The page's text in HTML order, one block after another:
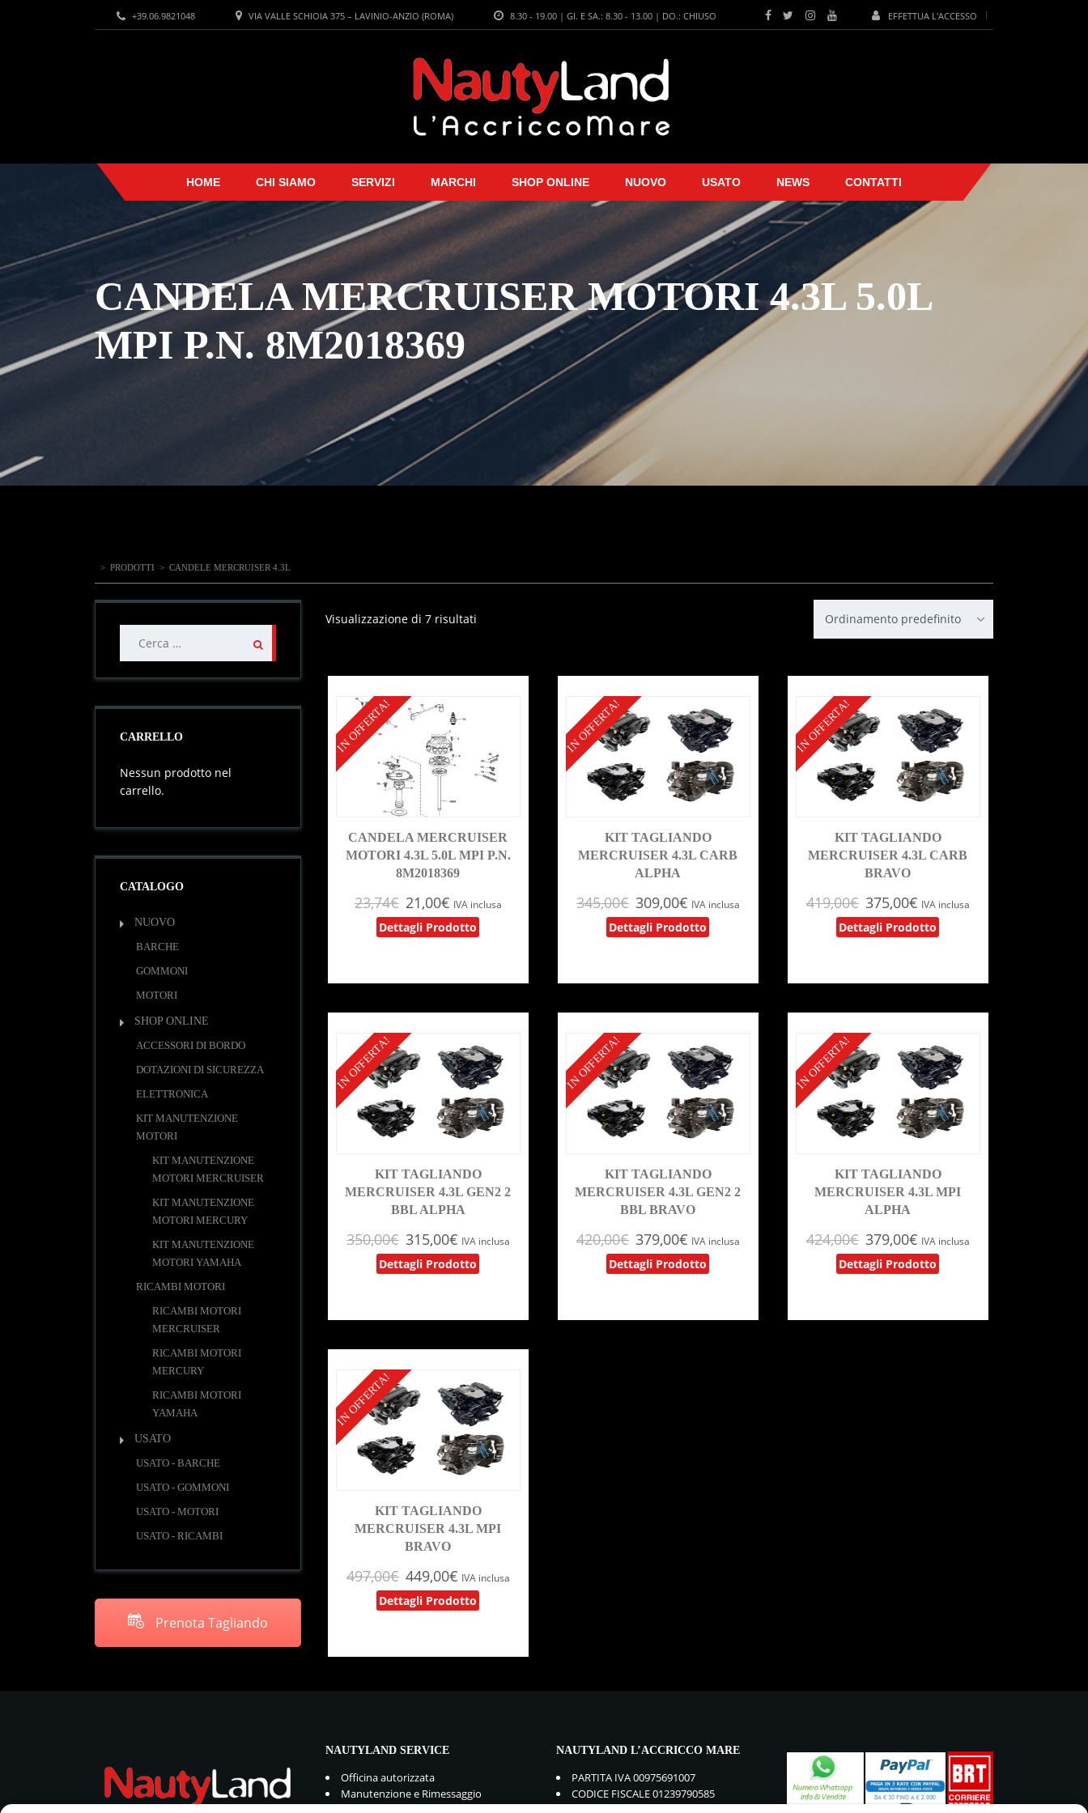
EFFETTUA L'ACCESSO
8.30 - 19.00 | GI. E SA.: 8.30 - 13.00 | DO.: CHIUSO
VIA VALLE SCHIOIA 375 – LAVINIO-ANZIO (ROMA)
+39.06.9821048
HOME CHI SIAMO SERVIZI MARCHI SHOP ONLINE NUOVO USATO NEWS CONTATTI
CANDELA MERCRUISER MOTORI 4.3L 5.0L
MPI P.N. 8M2018369
> PRODOTTI > CANDELE MERCRUISER 4.3L
Visualizzazione di 7 risultati Ordinamento predefinito
IN OFFERTA!
CANDELA MERCRUISER
MOTORI 4.3L 5.0L MPI P.N.
8M2018369
23,74€ 21,00€ IVA inclusa
Dettagli Prodotto
IN OFFERTA!
KIT TAGLIANDO
MERCRUISER 4.3L CARB
ALPHA
345,00€ 309,00€ IVA inclusa
Dettagli Prodotto
IN OFFERTA!
KIT TAGLIANDO
MERCRUISER 4.3L CARB
BRAVO
419,00€ 375,00€ IVA inclusa
Dettagli Prodotto
IN OFFERTA!
KIT TAGLIANDO
MERCRUISER 4.3L GEN2 2
BBL ALPHA
350,00€ 315,00€ IVA inclusa
Dettagli Prodotto
IN OFFERTA!
KIT TAGLIANDO
MERCRUISER 4.3L GEN2 2
BBL BRAVO
420,00€ 379,00€ IVA inclusa
Dettagli Prodotto
IN OFFERTA!
KIT TAGLIANDO
MERCRUISER 4.3L MPI
ALPHA
424,00€ 379,00€ IVA inclusa
Dettagli Prodotto
IN OFFERTA!
KIT TAGLIANDO
MERCRUISER 4.3L MPI
BRAVO
497,00€ 449,00€ IVA inclusa
Dettagli Prodotto
per:
CARRELLO
Nessun prodotto nel
carrello.
CATALOGO
NUOVO
BARCHE
GOMMONI
MOTORI
SHOP ONLINE
ACCESSORI DI BORDO
DOTAZIONI DI SICUREZZA
ELETTRONICA
KIT MANUTENZIONE
MOTORI
KIT MANUTENZIONE
MOTORI MERCRUISER
KIT MANUTENZIONE
MOTORI MERCURY
KIT MANUTENZIONE
MOTORI YAMAHA
RICAMBI MOTORI
RICAMBI MOTORI
MERCRUISER
RICAMBI MOTORI
MERCURY
RICAMBI MOTORI
YAMAHA
USATO
USATO - BARCHE
USATO - GOMMONI
USATO - MOTORI
USATO - RICAMBI
Prenota Tagliando
NAUTYLAND SERVICE
Officina autorizzata
Manutenzione e Rimessaggio
NAUTYLAND L’ACCRICCO MARE
PARTITA IVA 00975691007
CODICE FISCALE 01239790585